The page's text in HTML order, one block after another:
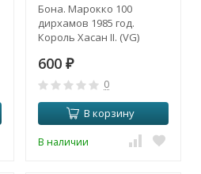
Бона. Марокко 100
дирхамов 1985 год.
Король Хасан II. (VG)
600 ₽
0
В корзину
В наличии